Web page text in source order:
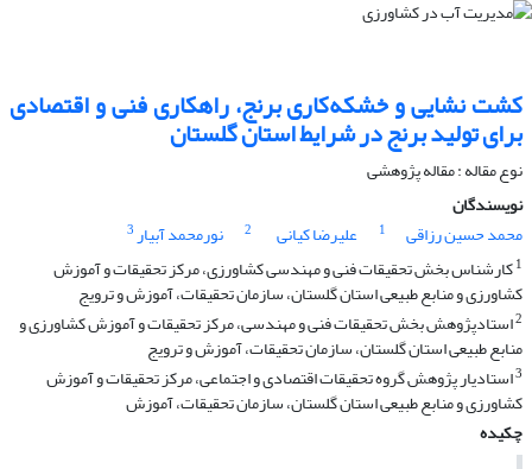
کشت نشایی و خشکه‌کاری برنج، راهکاری فنی و اقتصادی
برای تولید برنج در شرایط استان گلستان
نوع مقاله : مقاله پژوهشی
نویسندگان
محمد حسین رزاقی
1 علیرضا کیانی 2 نورمحمد آبیار3
1کارشناس بخش تحقیقات فنی و مهندسی کشاورزی، مرکز تحقیقات و آموزش
کشاورزی و منابع طبیعی استان گلستان، سازمان تحقیقات، آموزش و ترویج
2استادپژوهش بخش تحقیقات فنی و مهندسی، مرکز تحقیقات و آموزش کشاورزی و
منابع طبیعی استان گلستان، سازمان تحقیقات، آموزش و ترویج
3استادیار پژوهش گروه تحقیقات اقتصادی و اجتماعی، مرکز تحقیقات و آموزش
کشاورزی و منابع طبیعی استان گلستان، سازمان تحقیقات، آموزش
چکیده